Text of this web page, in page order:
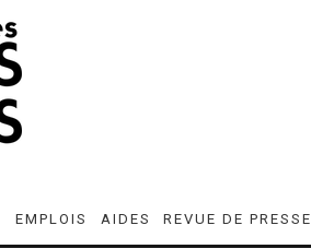
EMPLOIS AIDES REVUE DE PRESSE